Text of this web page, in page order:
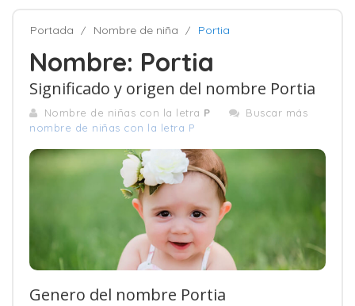
Portada Nombre de niña Portia
Nombre: Portia
Significado y origen del nombre Portia
Nombre de niñas con la letra P
Buscar más
nombre de niñas con la letra P
Genero del nombre Portia